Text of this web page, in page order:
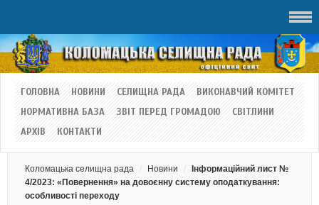
ГОЛОВНА НОВИНИ СЕЛИЩНА РАДА
ВИКОНАВЧИЙ КОМІТЕТ
НОРМАТИВНА БАЗА
ЗВІТ ПЕРЕД ГРОМАДОЮ
СВІТЛИНИ
АРХІВ
КОНТАКТИ
Коломацька селищна рада Новини
Інформаційний лист №
4/2023: «Повернення» на довоєнну систему оподаткування:
особливості переходу